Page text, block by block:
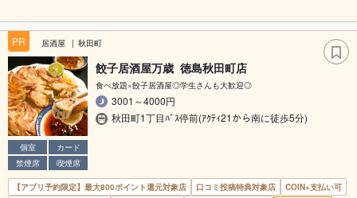
PR 居酒屋 秋田町
個室
カード
禁煙席
喫煙席
餃子居酒屋万歳 徳島秋田町店
食べ放題×餃子居酒屋◎学生さんも大歓迎◎
3001～4000円
秋田町1丁目ﾊﾞｽ停前(ｱｸﾃｨ21から南に徒歩5分)
【アプリ予約限定】最大800ポイント還元対象店 口コミ投稿特典対象店
COIN+支払い可